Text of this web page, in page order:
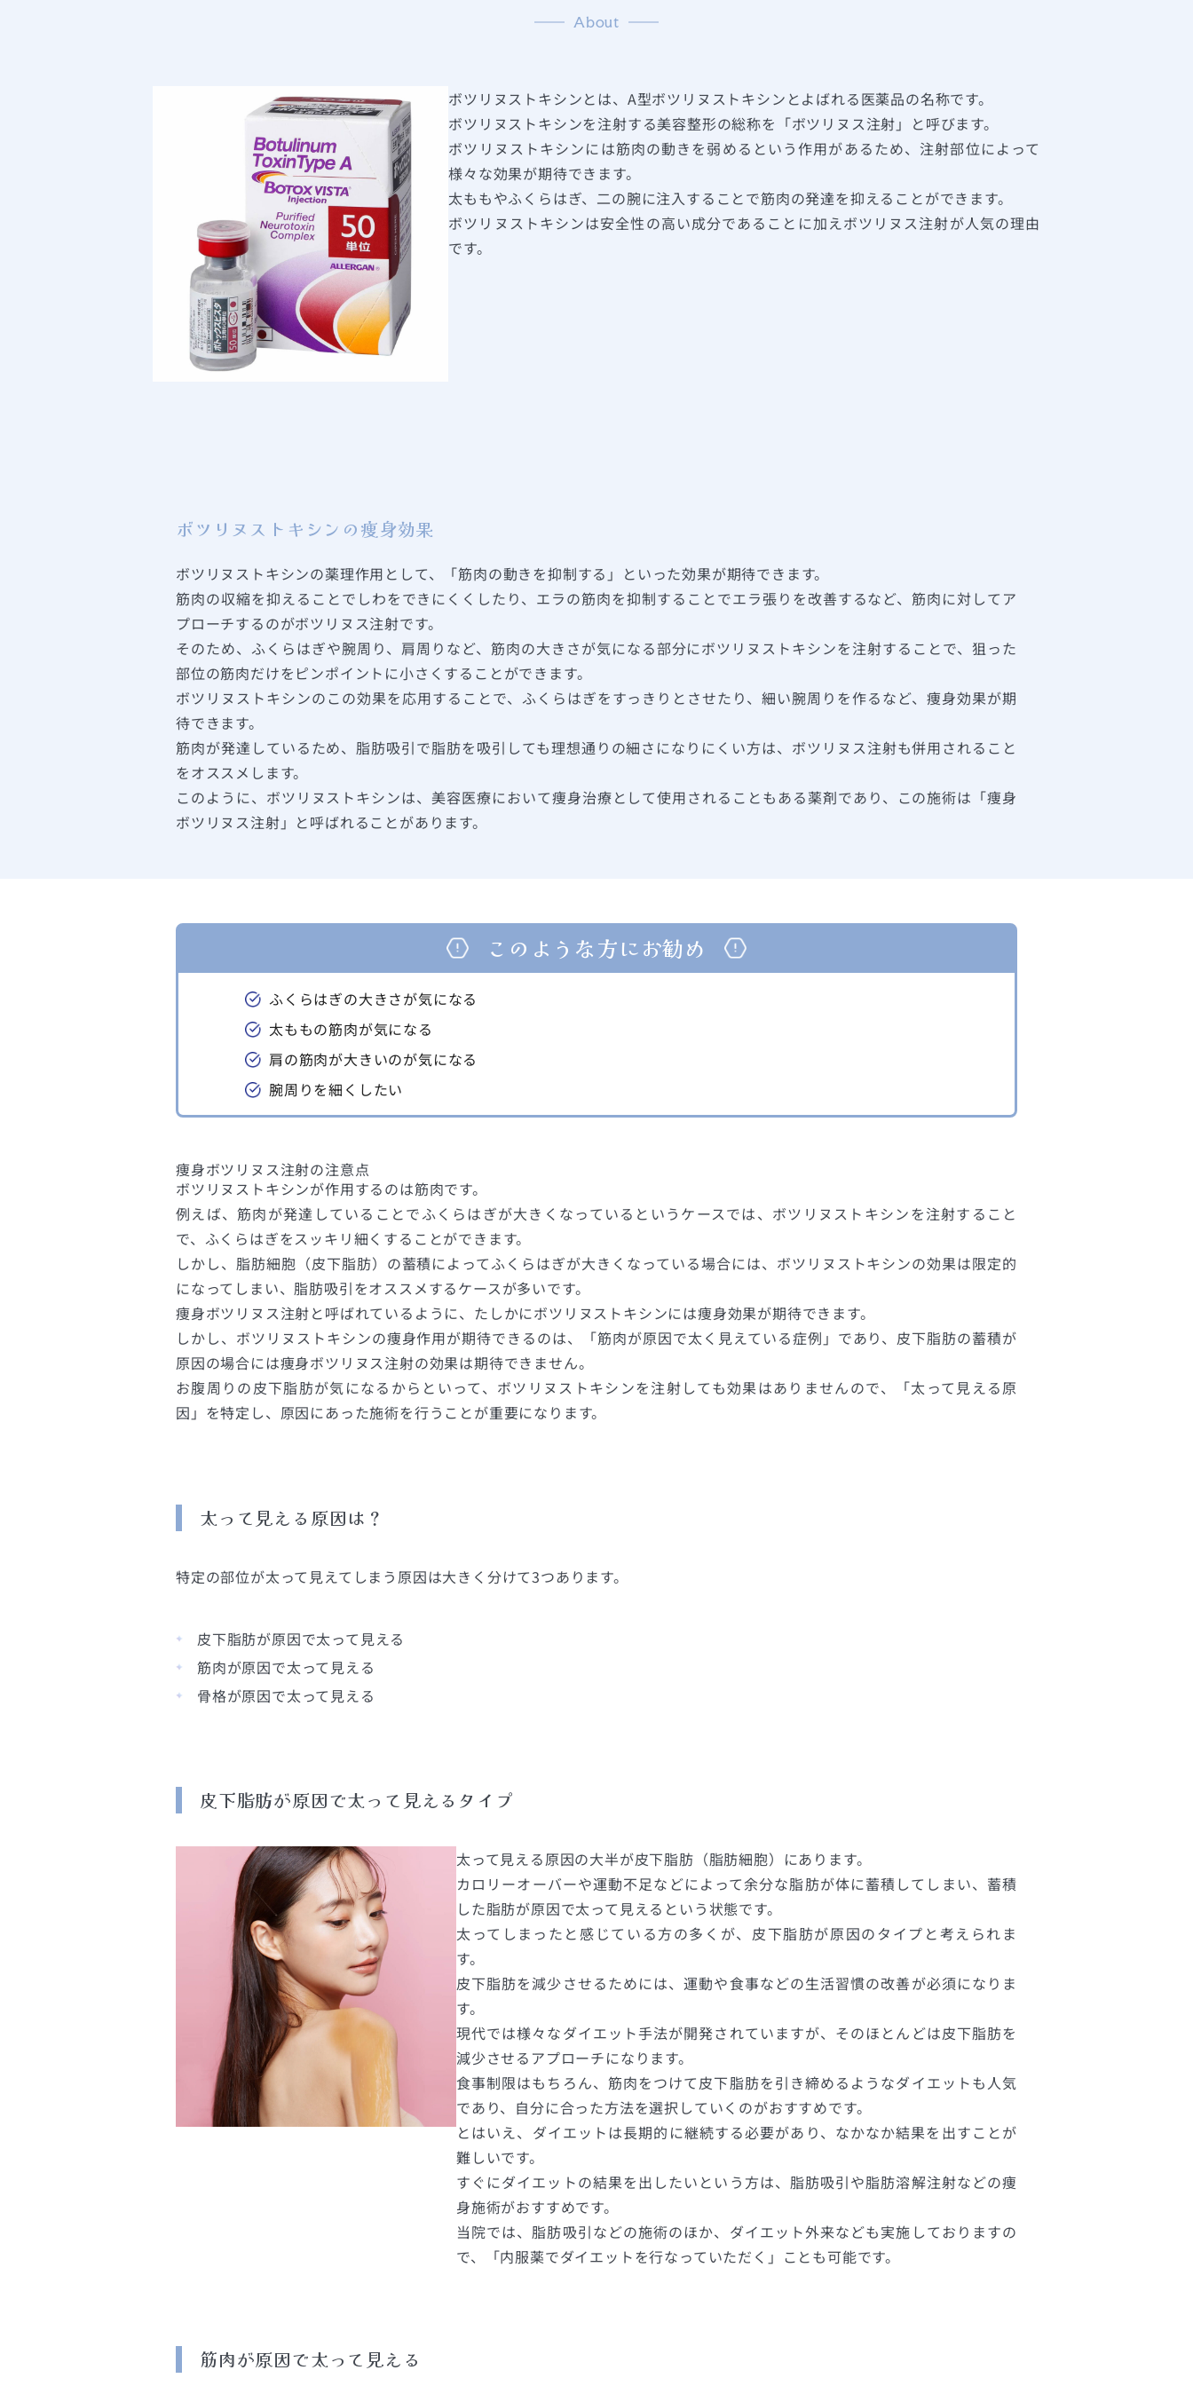
About
ボツリヌストキシンとは、A型ボツリヌストキシンとよばれる医薬品の名称です。
ボツリヌストキシンを注射する美容整形の総称を「ボツリヌス注射」と呼びます。
ボツリヌストキシンには筋肉の動きを弱めるという作用があるため、注射部位によって
様々な効果が期待できます。
太ももやふくらはぎ、二の腕に注入することで筋肉の発達を抑えることができます。
ボツリヌストキシンは安全性の高い成分であることに加えボツリヌス注射が人気の理由
です。
ボツリヌストキシンの痩身効果
ボツリヌストキシンの薬理作用として、「筋肉の動きを抑制する」といった効果が期待できます。
筋肉の収縮を抑えることでしわをできにくくしたり、エラの筋肉を抑制することでエラ張りを改善するなど、筋肉に対してア
プローチするのがボツリヌス注射です。
そのため、ふくらはぎや腕周り、肩周りなど、筋肉の大きさが気になる部分にボツリヌストキシンを注射することで、狙った
部位の筋肉だけをピンポイントに小さくすることができます。
ボツリヌストキシンのこの効果を応用することで、ふくらはぎをすっきりとさせたり、細い腕周りを作るなど、痩身効果が期
待できます。
筋肉が発達しているため、脂肪吸引で脂肪を吸引しても理想通りの細さになりにくい方は、ボツリヌス注射も併用されること
をオススメします。
このように、ボツリヌストキシンは、美容医療において痩身治療として使用されることもある薬剤であり、この施術は「痩身
ボツリヌス注射」と呼ばれることがあります。
このような方にお勧め
ふくらはぎの大きさが気になる
太ももの筋肉が気になる
肩の筋肉が大きいのが気になる
腕周りを細くしたい
痩身ボツリヌス注射の注意点
ボツリヌストキシンが作用するのは筋肉です。
例えば、筋肉が発達していることでふくらはぎが大きくなっているというケースでは、ボツリヌストキシンを注射すること
で、ふくらはぎをスッキリ細くすることができます。
しかし、脂肪細胞（皮下脂肪）の蓄積によってふくらはぎが大きくなっている場合には、ボツリヌストキシンの効果は限定的
になってしまい、脂肪吸引をオススメするケースが多いです。
痩身ボツリヌス注射と呼ばれているように、たしかにボツリヌストキシンには痩身効果が期待できます。
しかし、ボツリヌストキシンの痩身作用が期待できるのは、「筋肉が原因で太く見えている症例」であり、皮下脂肪の蓄積が
原因の場合には痩身ボツリヌス注射の効果は期待できません。
お腹周りの皮下脂肪が気になるからといって、ボツリヌストキシンを注射しても効果はありませんので、「太って見える原
因」を特定し、原因にあった施術を行うことが重要になります。
太って見える原因は？
特定の部位が太って見えてしまう原因は大きく分けて3つあります。
皮下脂肪が原因で太って見える
筋肉が原因で太って見える
骨格が原因で太って見える
皮下脂肪が原因で太って見えるタイプ
太って見える原因の大半が皮下脂肪（脂肪細胞）にあります。
カロリーオーバーや運動不足などによって余分な脂肪が体に蓄積してしまい、蓄積
した脂肪が原因で太って見えるという状態です。
太ってしまったと感じている方の多くが、皮下脂肪が原因のタイプと考えられま
す。
皮下脂肪を減少させるためには、運動や食事などの生活習慣の改善が必須になりま
す。
現代では様々なダイエット手法が開発されていますが、そのほとんどは皮下脂肪を
減少させるアプローチになります。
食事制限はもちろん、筋肉をつけて皮下脂肪を引き締めるようなダイエットも人気
であり、自分に合った方法を選択していくのがおすすめです。
とはいえ、ダイエットは長期的に継続する必要があり、なかなか結果を出すことが
難しいです。
すぐにダイエットの結果を出したいという方は、脂肪吸引や脂肪溶解注射などの痩
身施術がおすすめです。
当院では、脂肪吸引などの施術のほか、ダイエット外来なども実施しておりますの
で、「内服薬でダイエットを行なっていただく」ことも可能です。
筋肉が原因で太って見える